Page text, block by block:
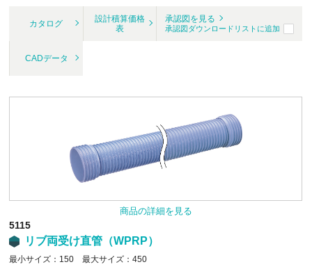
カタログ
設計積算価格
表
承認図を見る
承認図ダウンロードリストに追加
CADデータ
商品の詳細を見る
5115
リブ両受け直管（WPRP）
最小サイズ：150 最大サイズ：450